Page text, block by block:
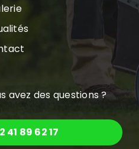
avez des questions ?
41 89 62 17